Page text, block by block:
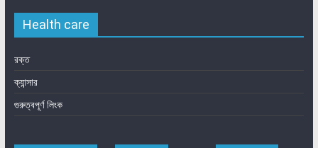
Health care
রক্ত
ক্যান্সার
গুরুত্বপূর্ণ লিংক